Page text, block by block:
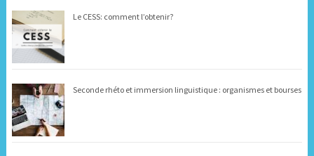
Le CESS: comment l’obtenir?
Seconde rhéto et immersion linguistique : organismes et bourses